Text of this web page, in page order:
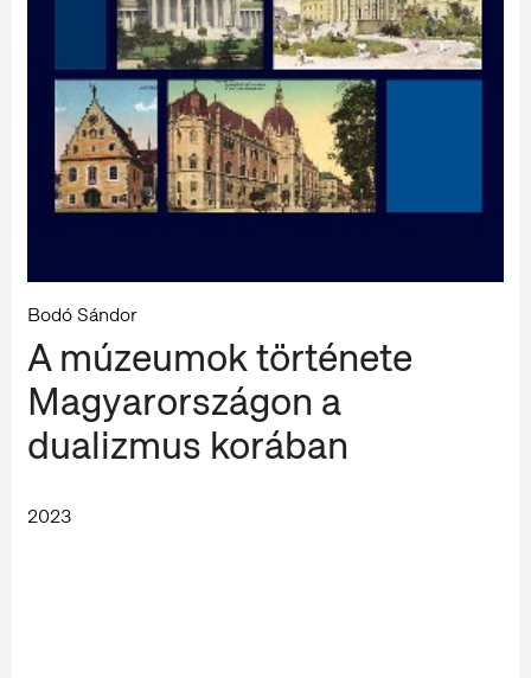
Bodó Sándor
A múzeumok története
Magyarországon a
dualizmus korában
2023